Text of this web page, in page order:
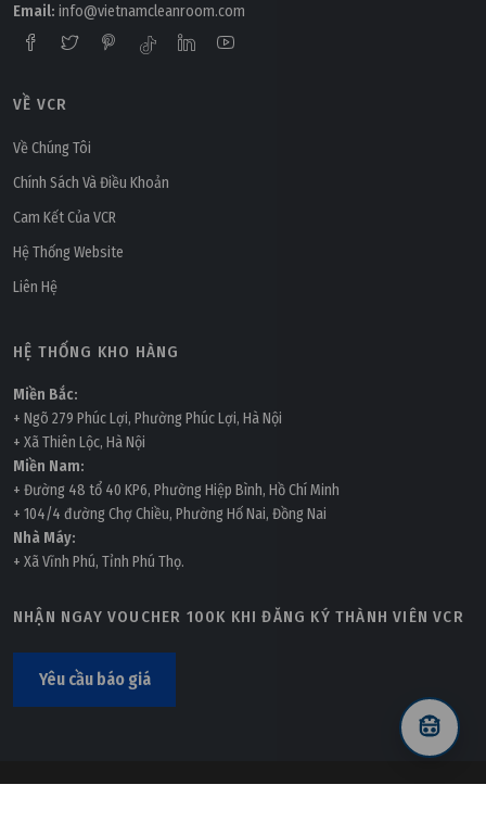
Email: info@vietnamcleanroom.com
VỀ VCR
Về Chúng Tôi
Chính Sách Và Điều Khoản
Cam Kết Của VCR
Hệ Thống Website
Liên Hệ
HỆ THỐNG KHO HÀNG
Miền Bắc:
+ Ngõ 279 Phúc Lợi, Phường Phúc Lợi, Hà Nội
+ Xã Thiên Lộc, Hà Nội
Miền Nam:
+ Đường 48 tổ 40 KP6, Phường Hiệp Bình, Hồ Chí Minh
+ 104/4 đường Chợ Chiều, Phường Hố Nai, Đồng Nai
Nhà Máy:
+ Xã Vĩnh Phú, Tỉnh Phú Thọ.
NHẬN NGAY VOUCHER 100K KHI ĐĂNG KÝ THÀNH VIÊN VCR
Yêu cầu báo giá